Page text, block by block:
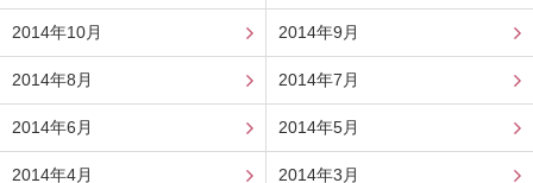
2014年10月 2014年9月
2014年8月 2014年7月
2014年6月 2014年5月
2014年4月 2014年3月